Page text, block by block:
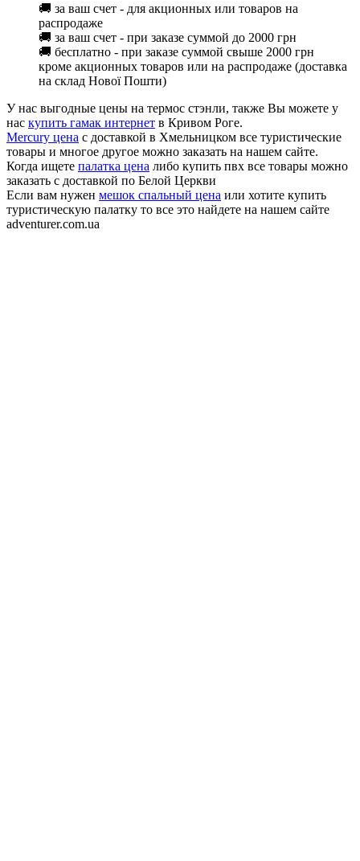
🚚 за ваш счет - для акционных или товаров на
распродаже
🚚 за ваш счет - при заказе суммой до 2000 грн
🚚 бесплатно - при заказе суммой свыше 2000 грн
кроме акционных товаров или на распродаже (доставка
на склад Нової Пошти)
У нас выгодные цены на термос стэнли, также Вы можете у
нас купить гамак интернет в Кривом Роге.
Mercury цена с доставкой в Хмельницком все туристические
товары и многое другое можно заказать на нашем сайте.
Когда ищете палатка цена либо купить пвх все товары можно
заказать с доставкой по Белой Церкви
Если вам нужен мешок спальный цена или хотите купить
туристическую палатку то все это найдете на нашем сайте
adventurer.com.ua